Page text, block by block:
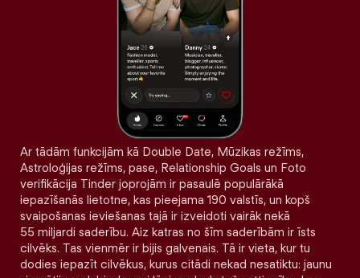
Ar tādām funkcijām kā Double Date, Mūzikas režīms,
Astroloģijas režīms, pase, Relationship Goals un Foto
verifikācija Tinder joprojām ir pasaulē populārākā
iepazīšanās lietotne, kas pieejama 190 valstīs, un kopš
svaipošanas ieviešanas tajā ir izveidoti vairāk nekā
55 miljardi saderību. Aiz katras no šīm saderībām ir īsts
cilvēks. Tas vienmēr ir bijis galvenais. Tā ir vieta, kur tu
dodies iepazīt cilvēkus, kurus citādi nekad nesatiktu: jaunu